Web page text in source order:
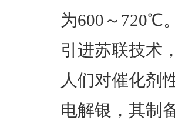
为600～720℃
引进苏联技术
人们对催化剂
电解银，其制